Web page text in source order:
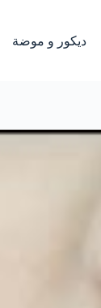
ديكور و موضة